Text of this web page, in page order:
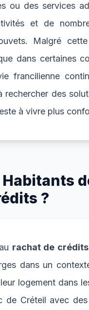
ou des services
et de
Malgré
dans certaines
francilienne
rechercher des
à vivre plus
?
rachat de crédits
dans un
logement dans
Créteil avec